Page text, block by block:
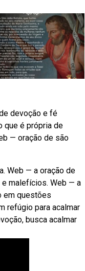
devoção e fé
que é própria de
— oração de são
Web — a oração de
e malefícios. Web — a
em questões
refúgio para acalmar
busca acalmar